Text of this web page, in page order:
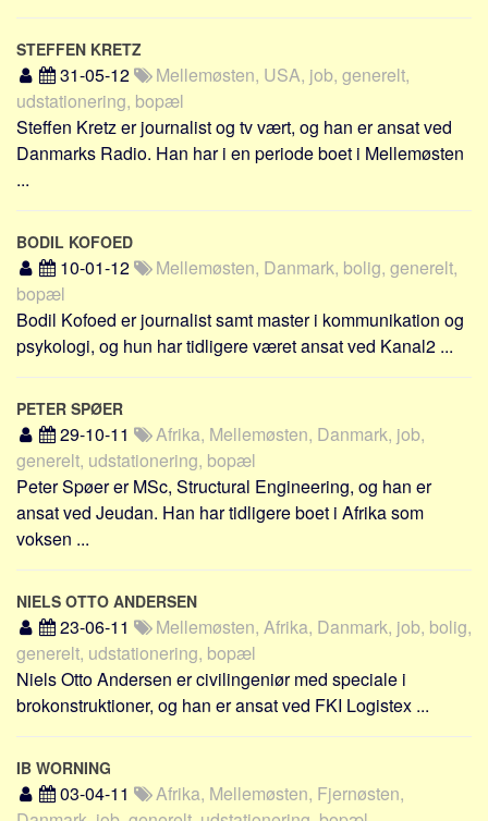
STEFFEN KRETZ
31-05-12
Mellemøsten, USA, job, generelt,
udstationering, bopæl
Steffen Kretz er journalist og tv vært, og han er ansat ved
Danmarks Radio. Han har i en periode boet i Mellemøsten
...
BODIL KOFOED
10-01-12
Mellemøsten, Danmark, bolig, generelt,
bopæl
Bodil Kofoed er journalist samt master i kommunikation og
psykologi, og hun har tidligere været ansat ved Kanal2 ...
PETER SPØER
29-10-11
Afrika, Mellemøsten, Danmark, job,
generelt, udstationering, bopæl
Peter Spøer er MSc, Structural Engineering, og han er
ansat ved Jeudan. Han har tidligere boet i Afrika som
voksen ...
NIELS OTTO ANDERSEN
23-06-11
Mellemøsten, Afrika, Danmark, job, bolig,
generelt, udstationering, bopæl
Niels Otto Andersen er civilingeniør med speciale i
brokonstruktioner, og han er ansat ved FKI Logistex ...
IB WORNING
03-04-11
Afrika, Mellemøsten, Fjernøsten,